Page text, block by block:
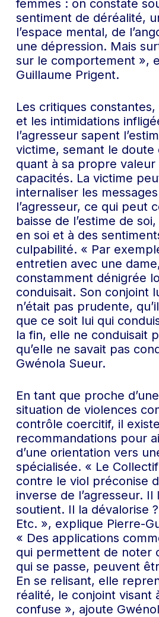
femmes : on constate
sentiment de déréalité,
l’espace mental, de
une dépression. Mais
sur le comportement »,
Guillaume Prigent.
Les critiques
et les intimidations
l’agresseur sapent
victime, semant le doute
quant à sa propre valeur
capacités. La victime
internaliser les
l’agresseur, ce qui peut
baisse de l’estime de
en soi et à des
culpabilité. « Par
entretien avec une
constamment dénigrée
conduisait. Son conjoint
n’était pas prudente,
que ce soit lui qui
la fin, elle ne conduisait
qu’elle ne savait pas
Gwénola Sueur.
En tant que proche
situation de violences
contrôle coercitif, il
recommandations pour
d’une orientation vers
spécialisée. « Le
contre le viol préconise
inverse de l’agresseur. Il
soutient. Il la dévalorise
Etc. », explique Pierre-
« Des applications
qui permettent de noter
qui se passe, peuvent
En se relisant, elle
réalité, le conjoint visant
confuse », ajoute